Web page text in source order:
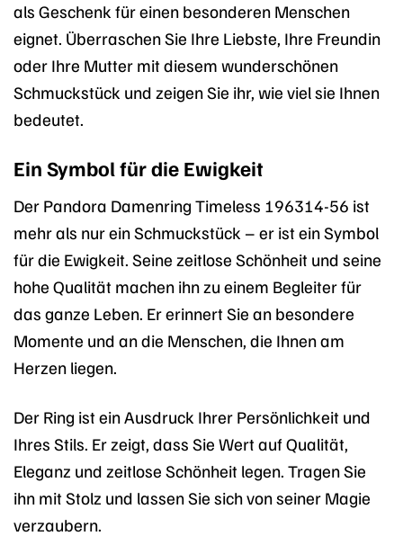
als Geschenk für einen besonderen Menschen
eignet. Überraschen Sie Ihre Liebste, Ihre Freundin
oder Ihre Mutter mit diesem wunderschönen
Schmuckstück und zeigen Sie ihr, wie viel sie Ihnen
bedeutet.
Ein Symbol für die Ewigkeit
Der Pandora Damenring Timeless 196314-56 ist
mehr als nur ein Schmuckstück – er ist ein Symbol
für die Ewigkeit. Seine zeitlose Schönheit und seine
hohe Qualität machen ihn zu einem Begleiter für
das ganze Leben. Er erinnert Sie an besondere
Momente und an die Menschen, die Ihnen am
Herzen liegen.
Der Ring ist ein Ausdruck Ihrer Persönlichkeit und
Ihres Stils. Er zeigt, dass Sie Wert auf Qualität,
Eleganz und zeitlose Schönheit legen. Tragen Sie
ihn mit Stolz und lassen Sie sich von seiner Magie
verzaubern.